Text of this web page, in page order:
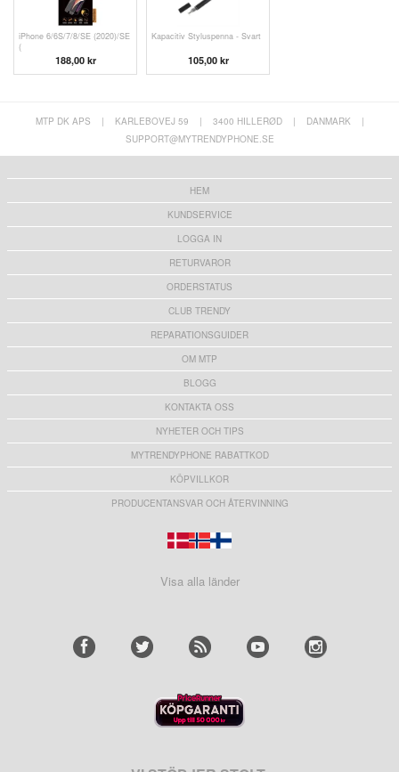
iPhone 6/6S/7/8/SE (2020)/SE
(
188,00 kr
Kapacitiv Styluspenna - Svart
105,00 kr
MTP DK APS | KARLEBOVEJ 59 | 3400 HILLERØD | DANMARK
|
SUPPORT@MYTRENDYPHONE.SE
HEM
KUNDSERVICE
LOGGA IN
RETURVAROR
ORDERSTATUS
CLUB TRENDY
REPARATIONSGUIDER
OM MTP
BLOGG
KONTAKTA OSS
NYHETER OCH TIPS
MYTRENDYPHONE RABATTKOD
KÖPVILLKOR
PRODUCENTANSVAR OCH ÅTERVINNING
Visa alla länder